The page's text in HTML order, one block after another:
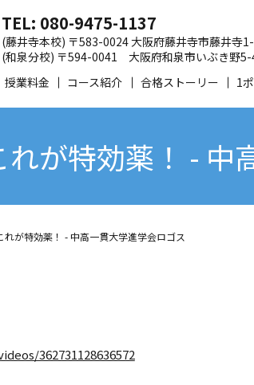
授業料金 コース紹介 合格ストーリー 1
TEL: 080-9475-1137
(藤井寺本校) 〒583-0024 大阪府藤井寺市藤井寺
(和泉分校) 〒594-0041 大阪府和泉市いぶき野
が特効薬！ - 中
が特効薬！ - 中高一貫大学進学会ロゴス
362731128636572